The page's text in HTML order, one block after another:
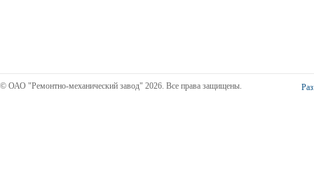
© ОАО "Ремонтно-механический завод" 2026. Все права защищены.